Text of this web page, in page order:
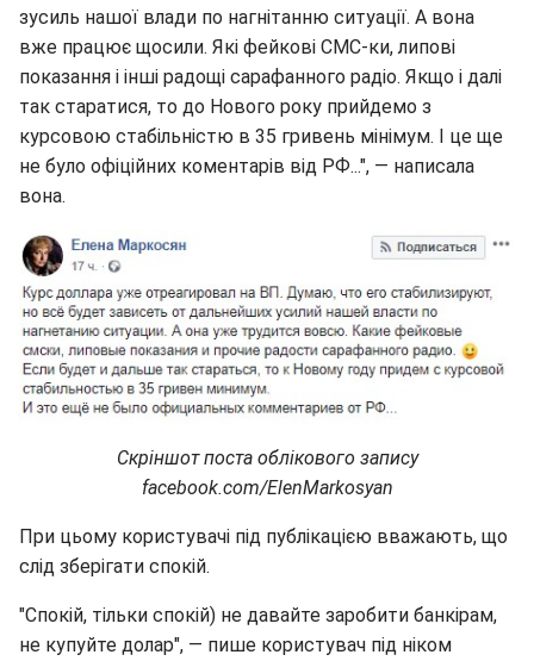
зусиль нашої влади по нагнітанню ситуації. А вона
вже працює щосили. Які фейкові СМС-ки, липові
показання і інші радощі сарафанного радіо. Якщо і далі
так старатися, то до Нового року прийдемо з
курсовою стабільністю в 35 гривень мінімум. І це ще
не було офіційних коментарів від РФ...", — написала
вона.
Скріншот поста облікового запису
facebook.com/ElenMarkosyan
При цьому користувачі під публікацією вважають, що
слід зберігати спокій.
"Спокій, тільки спокій) не давайте заробити банкірам,
не купуйте долар", — пише користувач під ніком